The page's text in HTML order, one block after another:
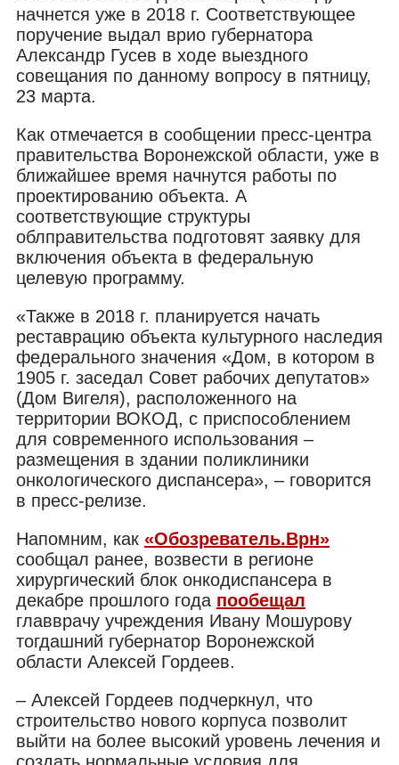
начнется уже в 2018 г. Соответствующее
поручение выдал врио губернатора
Александр Гусев в ходе выездного
совещания по данному вопросу в пятницу,
23 марта.
Как отмечается в сообщении пресс-центра
правительства Воронежской области, уже в
ближайшее время начнутся работы по
проектированию объекта. А
соответствующие структуры
облправительства подготовят заявку для
включения объекта в федеральную
целевую программу.
«Также в 2018 г. планируется начать
реставрацию объекта культурного наследия
федерального значения «Дом, в котором в
1905 г. заседал Совет рабочих депутатов»
(Дом Вигеля), расположенного на
территории ВОКОД, с приспособлением
для современного использования –
размещения в здании поликлиники
онкологического диспансера», – говорится
в пресс-релизе.
Напомним, как «Обозреватель.Врн»
сообщал ранее, возвести в регионе
хирургический блок онкодиспансера в
декабре прошлого года пообещал
главврачу учреждения Ивану Мошурову
тогдашний губернатор Воронежской
области Алексей Гордеев.
– Алексей Гордеев подчеркнул, что
строительство нового корпуса позволит
выйти на более высокий уровень лечения и